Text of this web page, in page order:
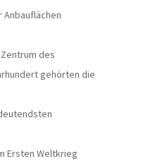
Anbauflächen
des
gehörten die
Ersten Weltkrieg